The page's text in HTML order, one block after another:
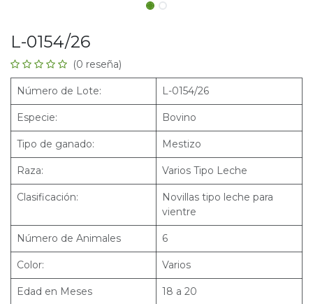
L-0154/26
(0 reseña)
Número de Lote: L-0154/26
Especie: Bovino
Tipo de ganado: Mestizo
Raza: Varios Tipo Leche
Clasificación:
Novillas tipo leche para
vientre
Número de Animales 6
Color: Varios
Edad en Meses 18 a 20